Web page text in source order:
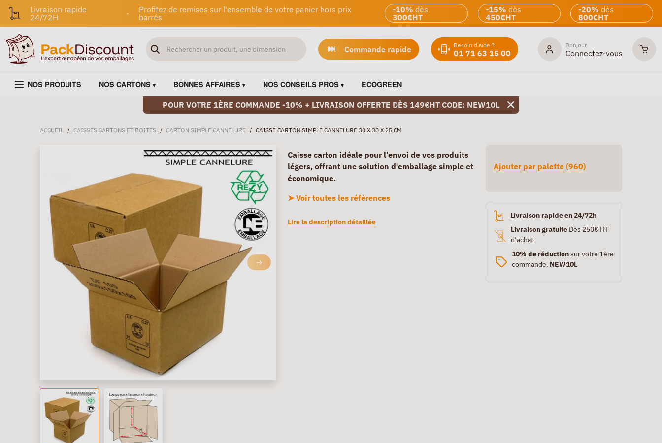
Livraison rapide
24/72H
-
Profitez de remises sur l'ensemble de votre panier hors prix
barrés
-10% dès
300€HT
-15% dès
450€HT
-20% dès
800€HT
Commande rapide Besoin d'aide ?
01 71 63 15 00
Bonjour,
Connectez-vous
NOS PRODUITS NOS CARTONS BONNES AFFAIRES NOS CONSEILS PROS ECOGREEN
POUR VOTRE 1ÈRE COMMANDE -10% + LIVRAISON OFFERTE DÈS 149€HT CODE: NEW10L
ACCUEIL / CAISSES CARTONS ET BOITES / CARTON SIMPLE CANNELURE / CAISSE CARTON SIMPLE CANNELURE 30 X 30 X 25 CM
Caisse carton idéale pour l'envoi de vos produits
légers, offrant une solution d'emballage simple et
économique.
➤ Voir toutes les références
Lire la description détaillée
Ajouter par palette (960)
Livraison rapide en 24/72h
Livraison gratuiteDès 250€ HT
d’achat
10% de réductionsur votre 1ère
commande, NEW10L